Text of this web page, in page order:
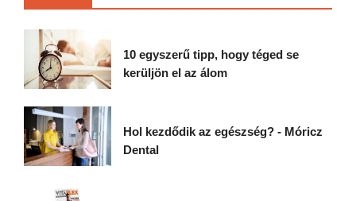
10 egyszerű tipp, hogy téged se
kerüljön el az álom
Hol kezdődik az egészség? - Móricz
Dental